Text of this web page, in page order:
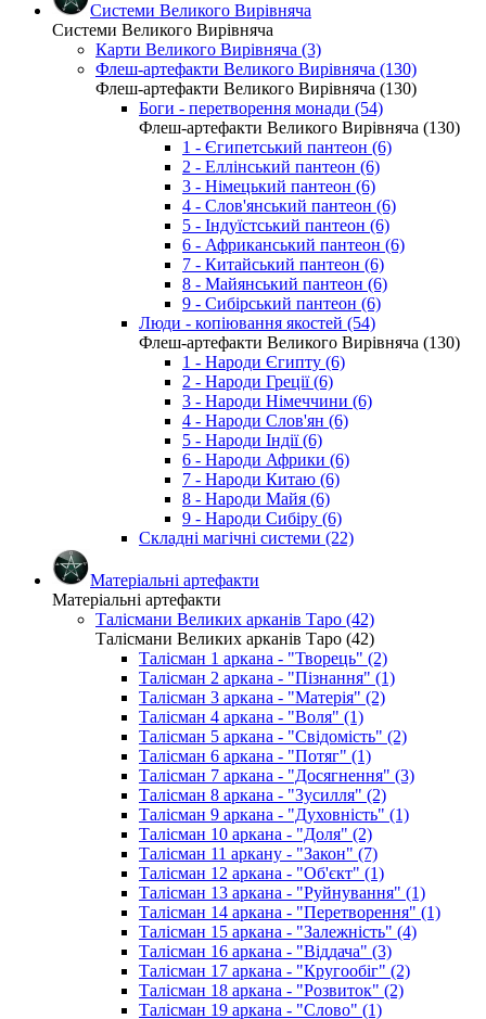
Системи Великого Вирівняча
Системи Великого Вирівняча
Карти Великого Вирівняча (3)
Флеш-артефакти Великого Вирівняча (130)
Флеш-артефакти Великого Вирівняча (130)
Боги - перетворення монади (54)
Флеш-артефакти Великого Вирівняча (130)
1 - Єгипетський пантеон (6)
2 - Еллінський пантеон (6)
3 - Німецький пантеон (6)
4 - Слов'янський пантеон (6)
5 - Індуїстський пантеон (6)
6 - Африканський пантеон (6)
7 - Китайський пантеон (6)
8 - Майянський пантеон (6)
9 - Сибірський пантеон (6)
Люди - копіювання якостей (54)
Флеш-артефакти Великого Вирівняча (130)
1 - Народи Єгипту (6)
2 - Народи Греції (6)
3 - Народи Німеччини (6)
4 - Народи Слов'ян (6)
5 - Народи Індії (6)
6 - Народи Африки (6)
7 - Народи Китаю (6)
8 - Народи Майя (6)
9 - Народи Сибіру (6)
Складні магічні системи (22)
Матеріальні артефакти
Матеріальні артефакти
Талісмани Великих арканів Таро (42)
Талісмани Великих арканів Таро (42)
Талісман 1 аркана - "Творець" (2)
Талісман 2 аркана - "Пізнання" (1)
Талісман 3 аркана - "Матерія" (2)
Талісман 4 аркана - "Воля" (1)
Талісман 5 аркана - "Свідомість" (2)
Талісман 6 аркана - "Потяг" (1)
Талісман 7 аркана - "Досягнення" (3)
Талісман 8 аркана - "Зусилля" (2)
Талісман 9 аркана - "Духовність" (1)
Талісман 10 аркана - "Доля" (2)
Талісман 11 аркану - "Закон" (7)
Талісман 12 аркана - "Об'єкт" (1)
Талісман 13 аркана - "Руйнування" (1)
Талісман 14 аркана - "Перетворення" (1)
Талісман 15 аркана - "Залежність" (4)
Талісман 16 аркана - "Віддача" (3)
Талісман 17 аркана - "Кругообіг" (2)
Талісман 18 аркана - "Розвиток" (2)
Талісман 19 аркана - "Слово" (1)